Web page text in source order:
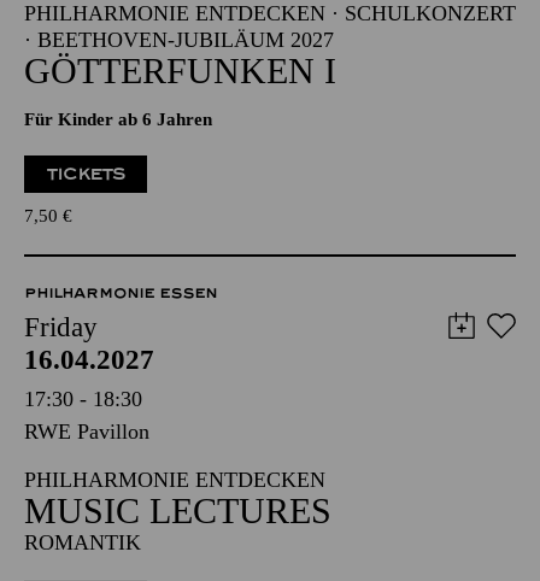
PHILHARMONIE ENTDECKEN · SCHULKONZERT
· BEETHOVEN-JUBILÄUM 2027
GÖTTERFUNKEN I
Für Kinder ab 6 Jahren
TICKETS
7,50 €
PHILHARMONIE ESSEN
Friday
16.04.2027
17:30 - 18:30
RWE Pavillon
PHILHARMONIE ENTDECKEN
MUSIC LECTURES
ROMANTIK